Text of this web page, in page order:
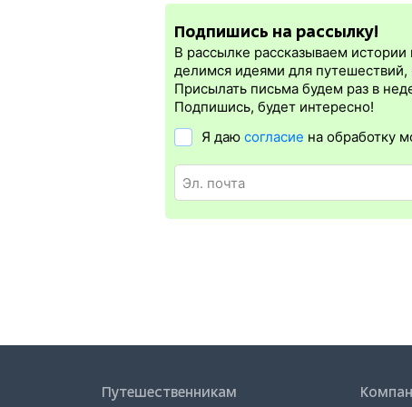
электронная регистрация.
Электронная регистрацияпроизводится
которая упрощает жизнь пассажиру. Её
бланке.Электронная регистрация
дорог СНГ. Для посадки в поезд будет
отсутствия электронной регистрации
Подпишись на рассылку!
В рассылке рассказываем истории
делимся идеями для
Присылать письма будем раз в
Подпишись, будет интересно!
Я даю согласие на обработку
Путешественникам